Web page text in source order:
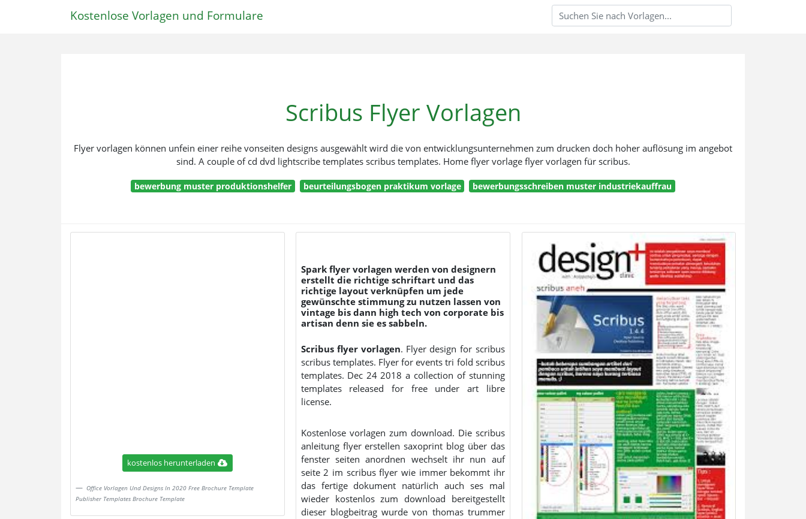
Kostenlose Vorlagen und Formulare
Scribus Flyer Vorlagen
Flyer vorlagen können unfein einer reihe vonseiten designs ausgewählt wird die von entwicklungsunternehmen zum drucken doch hoher auflösung im angebot
sind. A couple of cd dvd lightscribe templates scribus templates. Home flyer vorlage flyer vorlagen für scribus.
bewerbung muster produktionshelfer beurteilungsbogen praktikum vorlage bewerbungsschreiben muster industriekauffrau
kostenlos herunterladen
Office Vorlagen Und Designs In 2020 Free Brochure Template
Publisher Templates Brochure Template
Spark flyer vorlagen werden von designern
erstellt die richtige schriftart und das
richtige layout verknüpfen um jede
gewünschte stimmung zu nutzen lassen von
vintage bis dann high tech von corporate bis
artisan denn sie es sabbeln.
Scribus flyer vorlagen. Flyer design for scribus
scribus templates. Flyer for events tri fold scribus
templates. Dec 24 2018 a collection of stunning
templates released for free under art libre
license.
Kostenlose vorlagen zum download. Die scribus
anleitung flyer erstellen saxoprint blog über das
fenster seiten anordnen wechselt ihr nun auf
seite 2 im scribus flyer wie immer bekommt ihr
das fertige dokument natürlich auch ses mal
wieder kostenlos zum download bereitgestellt
dieser blogbeitrag wurde von thomas trummer